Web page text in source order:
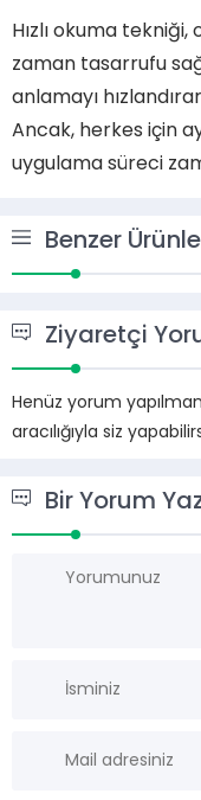
Hızlı okuma
zaman tasarrufu
anlamayı
Ancak, herkes için
uygulama süreci
Benzer
Ziyaretçi
Henüz yorum
aracılığıyla siz
Bir Yorum